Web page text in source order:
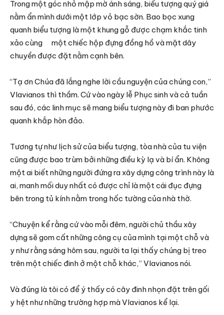
Trong một góc nhỏ mập mờ ánh sáng, biểu tượng quý giá
nằm ẩn mình dưới một lớp vỏ bạc sờn. Bao bọc xung
quanh biểu tượng là một khung gỗ được chạm khắc tinh
xảo cùng một chiếc hộp đựng đồng hồ và mặt dây
chuyền được đặt nằm cạnh bên.
“Tạ ơn Chúa đã lắng nghe lời cầu nguyện của chúng con,”
Vlavianos thì thầm. Cứ vào ngày lễ Phục sinh và cả tuần
sau đó, các linh mục sẽ mang biểu tượng này đi ban phước
quanh khắp hòn đảo.
Tương tự như lịch sử của biểu tượng, tòa nhà của tu viện
cũng được bao trùm bởi những điều kỳ lạ và bí ẩn. Không
một ai biết những người đứng ra xây dựng công trình này là
ai, manh mối duy nhất có được chỉ là một cái đục đựng
bên trong tủ kính nằm trong hốc tường của nhà thờ.
“Chuyện kể rằng cứ vào mỗi đêm, người chủ thầu xây
dựng sẽ gom cất những công cụ của mình tại một chỗ và
y như rằng sáng hôm sau, người ta lại thấy chúng bị treo
trên một chiếc đinh ở một chỗ khác,” Vlavianos nói.
Và đúng là tôi có để ý thấy có cây đinh nhọn đặt trên gối
y hệt như những trường hợp mà Vlavianos kể lại.